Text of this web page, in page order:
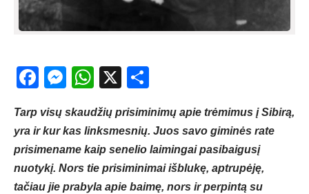
Facebook
Messenger
WhatsApp
X
Tarp visų skaudžių prisiminimų apie trėmimus į Sibirą,
yra ir kur kas linksmesnių. Juos savo giminės rate
prisimename kaip senelio laimingai pasibaigusį
nuotykį. Nors tie prisiminimai išblukę, aptrupėję,
tačiau jie prabyla apie baimę, nors ir perpintą su